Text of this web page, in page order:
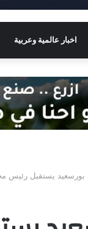
اخبار عالمية وعربية
يستقبل رئيس